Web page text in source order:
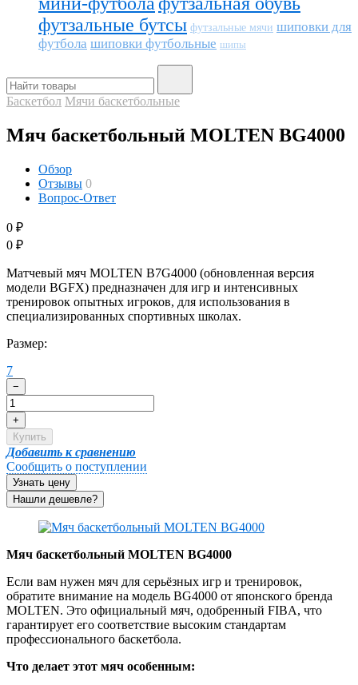
футзальные бутсы футзальные мячи шиповки для
футбола шиповки футбольные шипы
Баскетбол Мячи баскетбольные
Мяч баскетбольный MOLTEN BG4000
Обзор
Отзывы 0
Вопрос-Ответ
0 ₽
0 ₽
​Матчевый мяч MOLTEN B7G4000 (обновленная версия
модели BGFX) предназначен для игр и интенсивных
тренировок опытных игроков, для использования в
специализированных спортивных школах.
Размер:
7
−
+
Купить
Добавить к сравнению
Сообщить о поступлении
Узнать цену
Мяч баскетбольный MOLTEN BG4000
Если вам нужен мяч для серьёзных игр и тренировок,
обратите внимание на модель BG4000 от японского бренда
MOLTEN. Это официальный мяч, одобренный FIBA, что
гарантирует его соответствие высоким стандартам
профессионального баскетбола.
Что делает этот мяч особенным: